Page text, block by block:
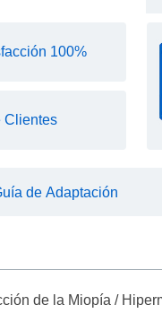
100%
Clientes
de Adaptación
de la Miopía /